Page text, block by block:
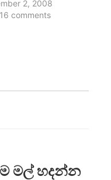
2, 2008
comments
මල් හදන්න